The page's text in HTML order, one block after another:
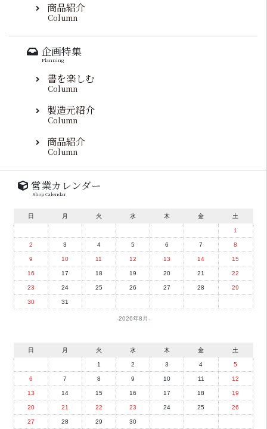
商品紹介
Column
企画特集
Planning
書を楽しむ
Column
製造元紹介
Column
商品紹介
Column
営業カレンダー
Shop Calendar
2026年8月
日 月 火 水 木 金 土
1
2 3 4 5 6 7 8
9 10 11 12 13 14 15
16 17 18 19 20 21 22
23 24 25 26 27 28 29
30 31
日 月 火 水 木 金 土
1 2 3 4 5
6 7 8 9 10 11 12
13 14 15 16 17 18 19
20 21 22 23 24 25 26
27 28 29 30